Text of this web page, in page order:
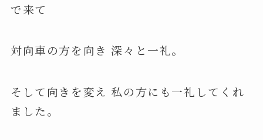
で来て
対向車の方を向き 深々と一礼。
そして向きを変え 私の方にも一礼してくれ
ました。